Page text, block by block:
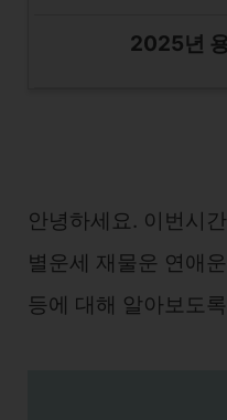
2025년
안녕하세요. 이번시
별운세 재물운 연애
등에 대해 알아보도